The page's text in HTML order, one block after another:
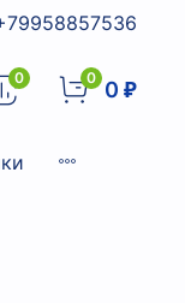
0 0 0 ₽